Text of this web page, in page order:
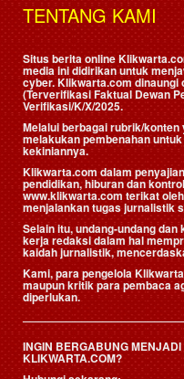
TENTANG KAMI
Situs berita online
media ini didirikan untuk
cyber. Klikwarta.com dinaungi
(Terverifikasi Faktual Dewan
Verifikasi/K/X/2025.
Melalui berbagai rubrik/
melakukan pembenahan
kekiniannya.
Klikwarta.com dalam
pendidikan, hiburan dan
www.klikwarta.com terikat
menjalankan tugas jurnalistik
Selain itu, undang-undang
kerja redaksi dalam hal
kaidah jurnalistik,
Kami, para pengelola
maupun kritik para pembaca
diperlukan.
INGIN BERGABUNG
KLIKWARTA.COM?